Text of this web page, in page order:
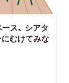
ス、 シアタ
むけてみな